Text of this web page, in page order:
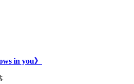
in you》